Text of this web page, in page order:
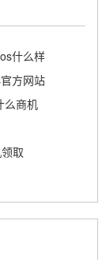
什么样
方网站
么商机
取